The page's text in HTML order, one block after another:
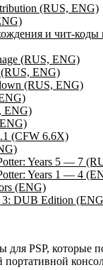
(RUS, ENG)
и чит-коды
(RUS, ENG)
ENG)
(RUS, ENG)
ENG)
(CFW 6.6X)
Years 5 — 7
Years 1 — 4
(ENG)
DUB Edition
для PSP, которые